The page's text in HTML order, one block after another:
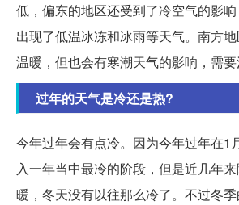
低，偏东的地区还受到了冷空气的影
出现了低温冰冻和冰雨等天气。南方
温暖，但也会有寒潮天气的影响，需要
过年的天气是冷还是热?
今年过年会有点冷。因为今年过年在1
入一年当中最冷的阶段，但是近几年
暖，冬天没有以往那么冷了。不过冬季